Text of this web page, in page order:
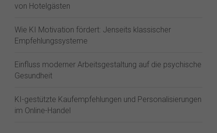
von Hotelgästen
Wie KI Motivation fördert: Jenseits klassischer
Empfehlungssysteme
Einfluss moderner Arbeitsgestaltung auf die psychische
Gesundheit
KI-gestützte Kaufempfehlungen und Personalisierungen
im Online-Handel